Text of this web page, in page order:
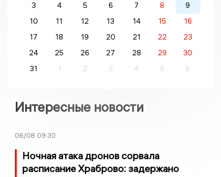
3
4 5 6 7 8
9
10
11 12 13 14 15
16
17
18 19 20 21 22
23
24
25 26 27 28 29
30
31
1 2 3 4 5 6
Интересные новости
06/08 09:30
Ночная атака дронов сорвала
расписание Храброво: задержано